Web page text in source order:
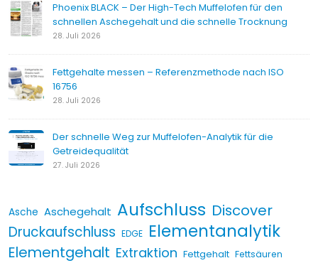
Phoenix BLACK – Der High-Tech Muffelofen für den
schnellen Aschegehalt und die schnelle Trocknung
28. Juli 2026
Fettgehalte messen – Referenzmethode nach ISO
16756
28. Juli 2026
Der schnelle Weg zur Muffelofen-Analytik für die
Getreidequalität
27. Juli 2026
Asche Aschegehalt Aufschluss Discover
Druckaufschluss EDGE Elementanalytik
Elementgehalt Extraktion Fettgehalt Fettsäuren